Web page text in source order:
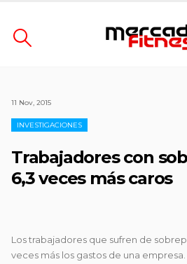
11 Nov, 2015
INVESTIGACIONES
Trabajadores con
6,3 veces más caros
Los trabajadores que sufren de
veces más los gastos de una empresa.